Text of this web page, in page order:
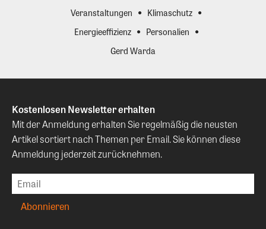
Veranstaltungen
Klimaschutz
Energieeffizienz
Personalien
Gerd Warda
Kostenlosen Newsletter erhalten
Mit der Anmeldung erhalten Sie regelmäßig die neusten
Artikel sortiert nach Themen per Email. Sie können diese
Anmeldung jederzeit zurücknehmen.